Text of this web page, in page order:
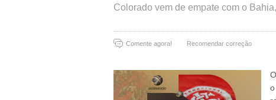
Colorado vem de empate com o
Comente agora! Recomendar correção